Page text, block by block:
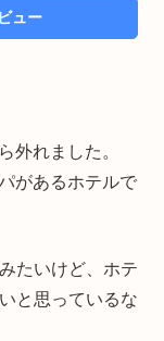
ュー
外れました。
があるホテルで
たいけど、ホテ
と思っているな